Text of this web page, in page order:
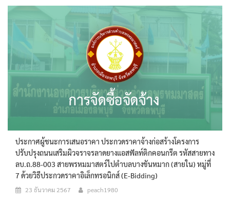
ประกาศผู้ชนะการเสนอราคา ประกวดราคาจ้างก่อสร้างโครงการ
ปรับปรุงถนนเสริมผิวจราจรลาดยางแอสฟัลท์ติกคอนกรีต รหัสสายทาง
ลบ.ถ.88-003 สายพรหมมาสตร์ไปตำบลบางขันหมาก (สายใน) หมู่ที่
7 ด้วยวิธีประกวดราคาอิเล็กทรอนิกส์ (e-Bidding)
23 ธันวาคม 2567 peach1980